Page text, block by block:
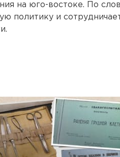
на юго-востоке. По
политику и